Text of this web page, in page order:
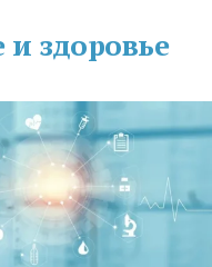
здоровье